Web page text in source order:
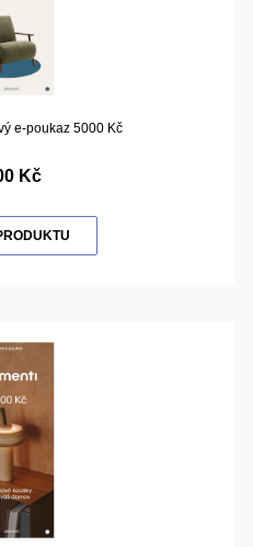
e-poukaz 5000 Kč
Kč